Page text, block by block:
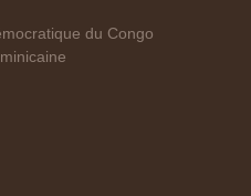
du Congo